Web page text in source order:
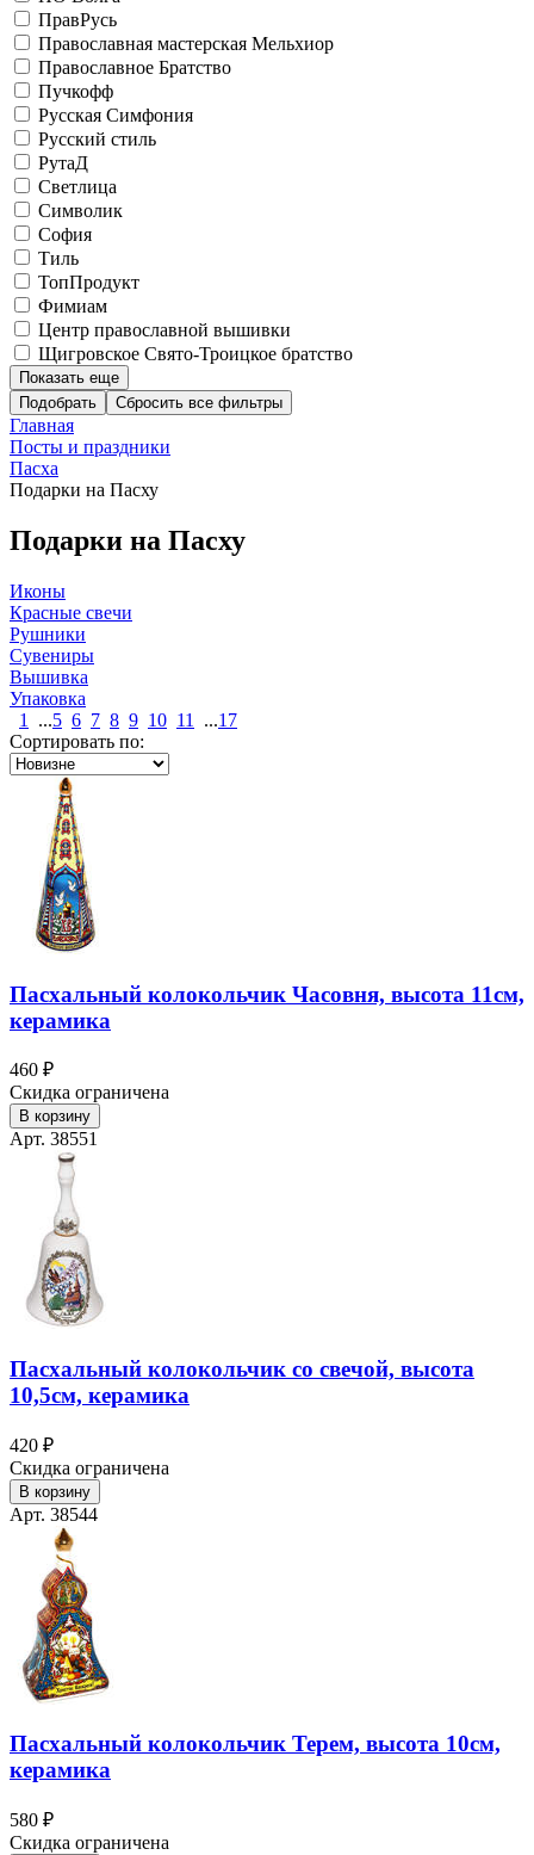
ПравРусь
Православная мастерская Мельхиор
Православное Братство
Пучкофф
Русская Симфония
Русский стиль
РутаД
Светлица
Символик
София
Тиль
ТопПродукт
Фимиам
Центр православной вышивки
Щигровское Свято-Троицкое братство
Показать еще
Подобрать
Главная
Посты и праздники
Пасха
Подарки на Пасху
Подарки на Пасху
Иконы
Красные свечи
Рушники
Сувениры
Вышивка
Упаковка
1
...5 6 7 8 9 10 11 ...17
Сортировать по:
Пасхальный колокольчик Часовня, высота 11см,
керамика
460 ₽
Скидка ограничена
В корзину
Арт. 38551
Пасхальный колокольчик со свечой, высота
10,5см, керамика
420 ₽
Скидка ограничена
В корзину
Арт. 38544
Пасхальный колокольчик Терем, высота 10см,
керамика
580 ₽
Скидка ограничена